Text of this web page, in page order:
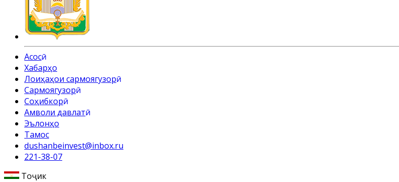
Асосӣ
Хабарҳо
Лоиҳаҳои сармоягузорӣ
Cармоягузорӣ
Соҳибкорӣ
Амволи давлатӣ
Эълонҳо
Тамос
dushanbeinvest@inbox.ru
221-38-07
Тоҷикӣ